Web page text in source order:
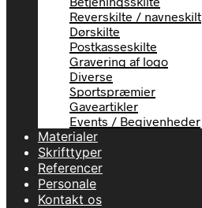
Reverskilte / navneskilt
Dørskilte
Postkasseskilte
Gravering af logo
Diverse
Sportspræmier
Gaveartikler
Events / Begivenheder
Materialer
Skrifttyper
Referencer
Personale
Kontakt os